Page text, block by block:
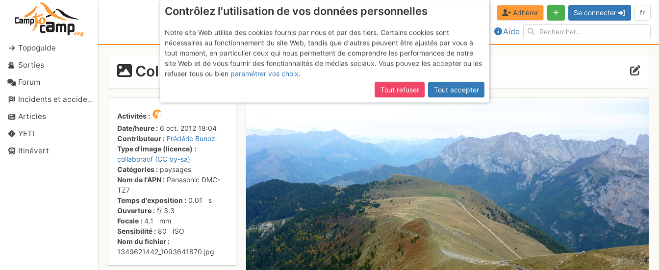
Topoguide
Sorties
Forum
Incidents et accidents
Articles
YETI
Itinévert
Aide
Adhérer Se connecter fr
Col des Faïsses depuis le Pas du Vallon
Activités
Date/heure
6 oct. 2012 18:04
Contributeur
Frédéric Bunoz
Type d'image (licence)
collaboratif (CC by-sa)
Catégories
paysages
Nom de l'APN
Panasonic DMC-
TZ7
Temps d'exposition
0.01
s
Ouverture
f/3.3
Focale
4.1
mm
Sensibilité
80
ISO
Nom du fichier
1349621442_1093641870.jpg
Contrôlez l'utilisation de vos données personnelles
Notre site Web utilise des cookies fournis par nous et par des tiers. Certains cookies sont
nécessaires au fonctionnement du site Web, tandis que d'autres peuvent être ajustés par vous à
tout moment, en particulier ceux qui nous permettent de comprendre les performances de notre
site Web et de vous fournir des fonctionnalités de médias sociaux. Vous pouvez les accepter ou les
refuser tous ou bien paramétrer vos choix.
Tout refuser
Tout accepter